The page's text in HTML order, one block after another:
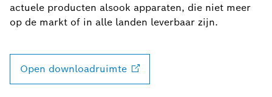
actuele producten alsook apparaten, die niet meer
op de markt of in alle landen leverbaar zijn.
Open downloadruimte